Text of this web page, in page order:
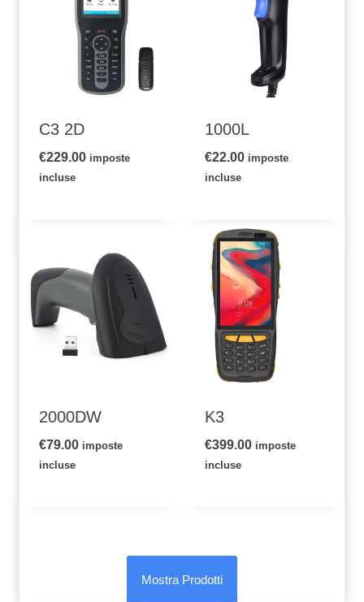
C3 2D
€229.00 imposte
incluse
1000L
€22.00 imposte
incluse
2000DW
€79.00 imposte
incluse
K3
€399.00 imposte
incluse
Mostra Prodotti